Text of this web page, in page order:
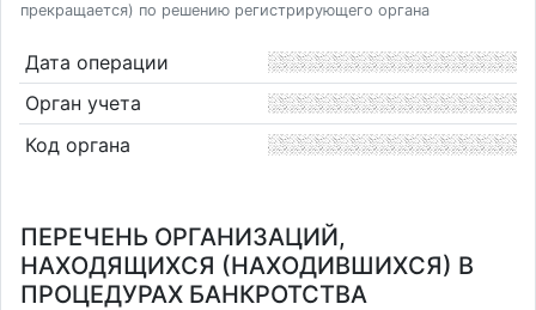
прекращается) по решению регистрирующего органа
Дата операции
Орган учета
Код органа
ПЕРЕЧЕНЬ ОРГАНИЗАЦИЙ,
НАХОДЯЩИХСЯ (НАХОДИВШИХСЯ) В
ПРОЦЕДУРАХ БАНКРОТСТВА